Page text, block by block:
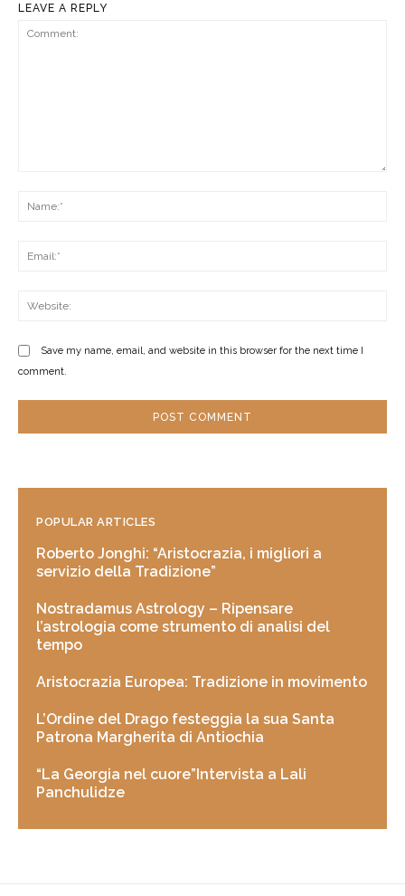
LEAVE A REPLY
Save my name, email, and website in this browser for the next time I
comment.
POPULAR ARTICLES
Roberto Jonghi: “Aristocrazia, i migliori a
servizio della Tradizione”
Nostradamus Astrology – Ripensare
l’astrologia come strumento di analisi del
tempo
Aristocrazia Europea: Tradizione in movimento
L’Ordine del Drago festeggia la sua Santa
Patrona Margherita di Antiochia
“La Georgia nel cuore”Intervista a Lali
Panchulidze